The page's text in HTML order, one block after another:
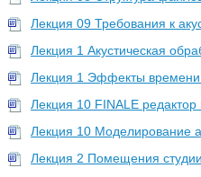
Лекция 09 Требования к
Лекция 1 Акустическая
Лекция 1 Эффекты
Лекция 10 FINALE редактор
Лекция 10 Моделирование
Лекция 2 Помещения